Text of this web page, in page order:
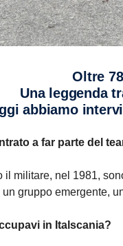
Oltre
Una
abbiamo
a far parte del
il militare, nel 1981,
gruppo emergente,
in Italscania?